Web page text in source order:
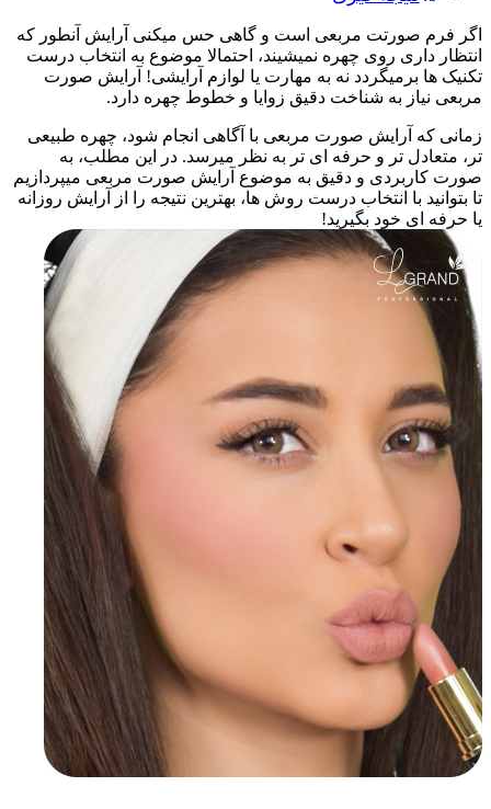
اگر فرم صورتت مربعی است و گاهی حس میکنی آرایش آنطور که
انتظار داری روی چهره نمیشیند، احتمالا موضوع به انتخاب درست
تکنیک ها برمیگردد نه به مهارت یا لوازم آرایشی! آرایش صورت
مربعی نیاز به شناخت دقیق زوایا و خطوط چهره دارد.
زمانی که آرایش صورت مربعی با آگاهی انجام شود، چهره طبیعی
تر، متعادل تر و حرفه ای تر به نظر میرسد. در این مطلب، به
صورت کاربردی و دقیق به موضوع آرایش صورت مربعی میپردازیم
تا بتوانید با انتخاب درست روش ها، بهترین نتیجه را از آرایش روزانه
یا حرفه ای خود بگیرید!